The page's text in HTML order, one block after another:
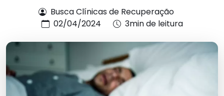
Busca Clínicas de Recuperação
02/04/2024
3min de leitura